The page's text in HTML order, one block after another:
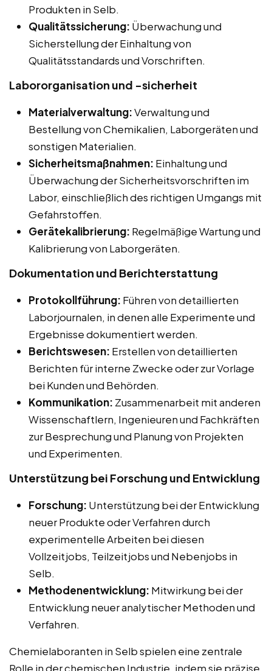
Produkten in Selb.
Qualitätssicherung: Überwachung und
Sicherstellung der Einhaltung von
Qualitätsstandards und Vorschriften.
Labororganisation und -sicherheit
Materialverwaltung:Verwaltung und
Bestellung von Chemikalien, Laborgeräten und
sonstigen Materialien.
Sicherheitsmaßnahmen: Einhaltung und
Überwachung der Sicherheitsvorschriften im
Labor, einschließlich des richtigen Umgangs mit
Gefahrstoffen.
Gerätekalibrierung: Regelmäßige Wartung und
Kalibrierung von Laborgeräten.
Dokumentation und Berichterstattung
Protokollführung: Führen von detaillierten
Laborjournalen, in denen alle Experimente und
Ergebnisse dokumentiert werden.
Berichtswesen: Erstellen von detaillierten
Berichten für interne Zwecke oder zur Vorlage
bei Kunden und Behörden.
Kommunikation: Zusammenarbeit mit anderen
Wissenschaftlern, Ingenieuren und Fachkräften
zur Besprechung und Planung von Projekten
und Experimenten.
Unterstützung bei Forschung und Entwicklung
Forschung: Unterstützung bei der Entwicklung
neuer Produkte oder Verfahren durch
experimentelle Arbeiten bei diesen
Vollzeitjobs, Teilzeitjobs und Nebenjobs in
Selb.
Methodenentwicklung: Mitwirkung bei der
Entwicklung neuer analytischer Methoden und
Verfahren.
Chemielaboranten in Selb spielen eine zentrale
Rolle in der chemischen Industrie, indem sie präzise